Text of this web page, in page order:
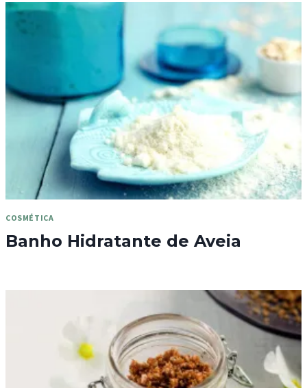
COSMÉTICA
Banho Hidratante de Aveia